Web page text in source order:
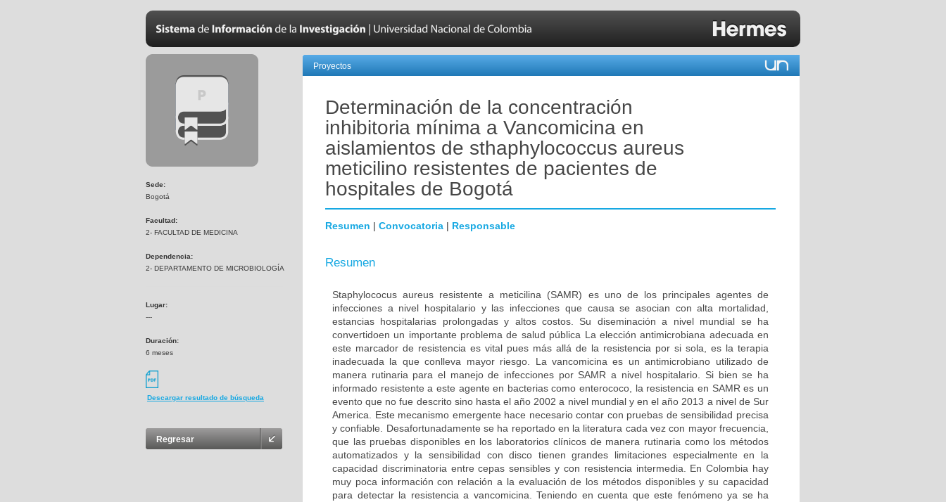
Sede:
Bogotá
Facultad:
2- FACULTAD DE MEDICINA
Dependencia:
2- DEPARTAMENTO DE MICROBIOLOGÍA
Lugar:
---
Duración:
6 meses
Descargar resultado de búsqueda
Regresar
Proyectos
Determinación de la concentración
inhibitoria mínima a Vancomicina en
aislamientos de sthaphylococcus aureus
meticilino resistentes de pacientes de
hospitales de Bogotá
Resumen | Convocatoria | Responsable
Resumen
Staphylococus aureus resistente a meticilina (SAMR) es uno de los principales agentes de
infecciones a nivel hospitalario y las infecciones que causa se asocian con alta mortalidad,
estancias hospitalarias prolongadas y altos costos. Su diseminación a nivel mundial se ha
convertidoen un importante problema de salud pública La elección antimicrobiana adecuada en
este marcador de resistencia es vital pues más allá de la resistencia por si sola, es la terapia
inadecuada la que conlleva mayor riesgo. La vancomicina es un antimicrobiano utilizado de
manera rutinaria para el manejo de infecciones por SAMR a nivel hospitalario. Si bien se ha
informado resistente a este agente en bacterias como enterococo, la resistencia en SAMR es un
evento que no fue descrito sino hasta el año 2002 a nivel mundial y en el año 2013 a nivel de Sur
America. Este mecanismo emergente hace necesario contar con pruebas de sensibilidad precisa
y confiable. Desafortunadamente se ha reportado en la literatura cada vez con mayor frecuencia,
que las pruebas disponibles en los laboratorios clínicos de manera rutinaria como los métodos
automatizados y la sensibilidad con disco tienen grandes limitaciones especialmente en la
capacidad discriminatoria entre cepas sensibles y con resistencia intermedia. En Colombia hay
muy poca información con relación a la evaluación de los métodos disponibles y su capacidad
para detectar la resistencia a vancomicina. Teniendo en cuenta que este fenómeno ya se ha